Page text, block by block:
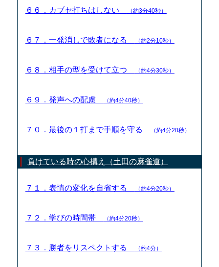
６６．カブセ打ちはしない （約3分40秒）
６７．一発消しで敗者になる （約2分10秒）
６８．相手の型を受けて立つ （約4分30秒）
６９．発声への配慮 （約4分40秒）
７０．最後の１打まで手順を守る （約4分20秒）
負けている時の心構え（土田の麻雀道）
７１．表情の変化を自省する （約4分20秒）
７２．学びの時間帯 （約4分20秒）
７３．勝者をリスペクトする （約4分）